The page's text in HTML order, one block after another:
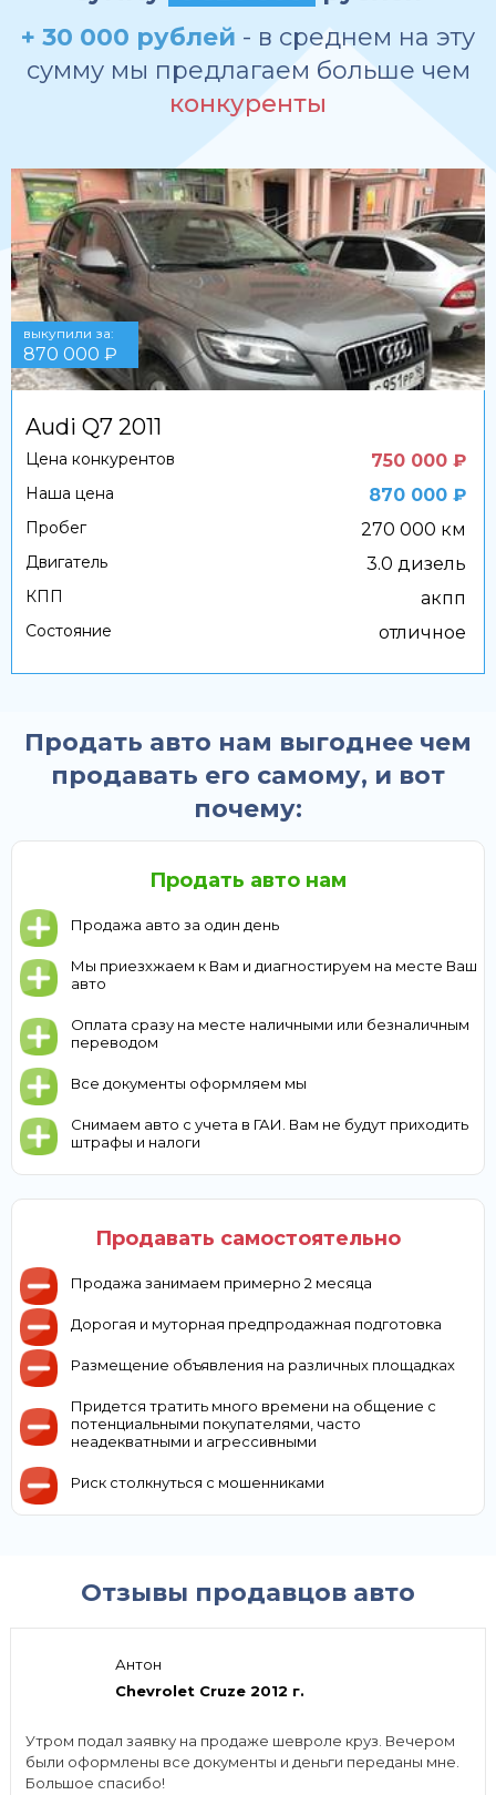
+ 30 000 рублей - в среднем на эту
сумму мы предлагаем больше чем
конкуренты
выкупили за:
870 000 ₽
Audi Q7 2011
Цена конкурентов 750 000 ₽
Наша цена 870 000 ₽
Пробег 270 000 км
Двигатель 3.0 дизель
КПП акпп
Состояние отличное
Продать авто нам выгоднее чем
продавать его самому, и вот
почему:
Продать авто нам
Продажа авто за один день
Мы приезхжаем к Вам и диагностируем на месте Ваш
авто
Оплата сразу на месте наличными или безналичным
переводом
Все документы оформляем мы
Снимаем авто с учета в ГАИ. Вам не будут приходить
штрафы и налоги
Продавать самостоятельно
Продажа занимаем примерно 2 месяца
Дорогая и муторная предпродажная подготовка
Размещение объявления на различных площадках
Придется тратить много времени на общение с
потенциальными покупателями, часто
неадекватными и агрессивными
Риск столкнуться с мошенниками
Отзывы продавцов авто
Антон
Chevrolet Cruze 2012 г.
Утром подал заявку на продаже шевроле круз. Вечером
были оформлены все документы и деньги переданы мне.
Большое спасибо!